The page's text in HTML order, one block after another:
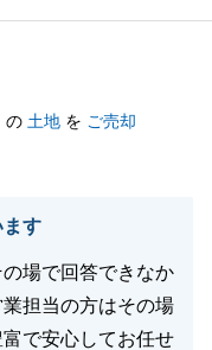
ました。
ましたら、是非と
ます様、何卒よろ
の 土地 を ご売却
す
場で回答できなか
担当の方はその場
で安心してお任せ